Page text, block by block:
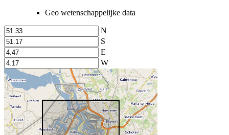
Geo wetenschappelijke data
N
S
E
W